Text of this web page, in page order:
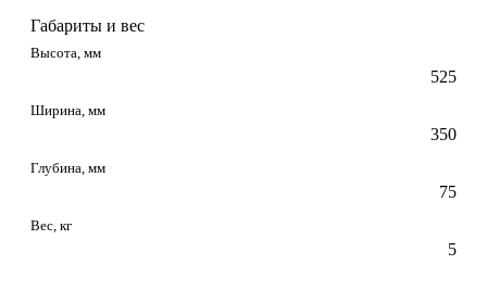
Габариты и вес
Высота, мм
525
Ширина, мм
350
Глубина, мм
75
Вес, кг
5